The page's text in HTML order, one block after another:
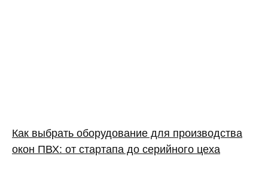
Как выбрать оборудование для производства
окон ПВХ: от стартапа до серийного цеха